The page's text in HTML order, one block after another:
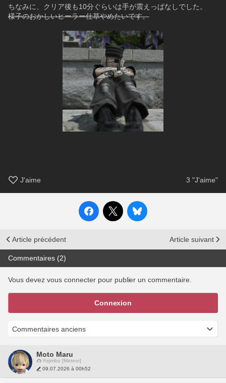
ちなみに、クリア後も10分ぐらいは手が震えっぱなしでした。
様子のおかしいヒーラー仕草やめたいです。
J'aime 3 "J'aime"
Article précédent Article suivant
Commentaires (2)
Vous devez vous connecter pour publier un commentaire.
Connexion
Moto Maru
Yojimbo [Meteor]
09.07.2026 à 00h52